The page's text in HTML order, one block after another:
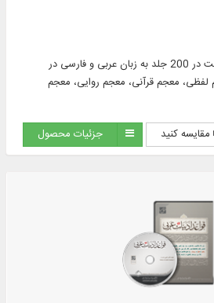
متن کامل 39 عنوان کتاب لغت در 200 جلد به زبان عربی و فارسی در
معجم قرآنی، معجم روایی، معجم
معجم جغرافیا و ...
مقایسه کنید جزئیات محصول